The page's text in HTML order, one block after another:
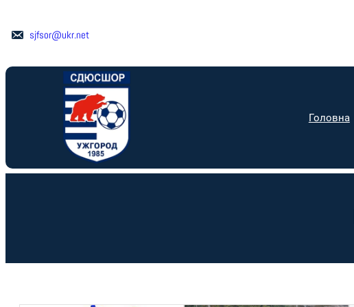
вмістуsjfsor@ukr.net
Головна